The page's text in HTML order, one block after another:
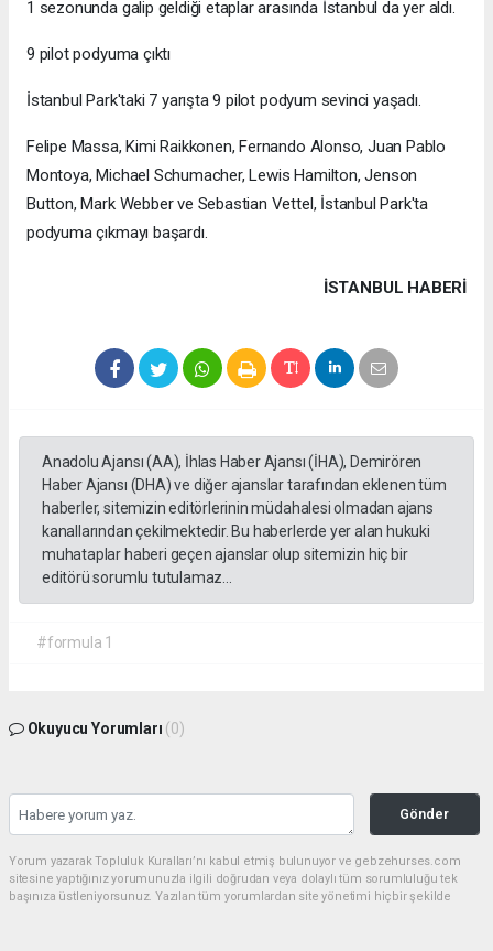
1 sezonunda galip geldiği etaplar arasında İstanbul da yer aldı.
9 pilot podyuma çıktı
İstanbul Park'taki 7 yarışta 9 pilot podyum sevinci yaşadı.
Felipe Massa, Kimi Raikkonen, Fernando Alonso, Juan Pablo
Montoya, Michael Schumacher, Lewis Hamilton, Jenson
Button, Mark Webber ve Sebastian Vettel, İstanbul Park'ta
podyuma çıkmayı başardı.
İSTANBUL HABERİ
Anadolu Ajansı (AA), İhlas Haber Ajansı (İHA), Demirören
Haber Ajansı (DHA) ve diğer ajanslar tarafından eklenen tüm
haberler, sitemizin editörlerinin müdahalesi olmadan ajans
kanallarından çekilmektedir. Bu haberlerde yer alan hukuki
muhataplar haberi geçen ajanslar olup sitemizin hiç bir
editörü sorumlu tutulamaz...
#formula 1
Okuyucu Yorumları (0)
Gönder
Yorum yazarak Topluluk Kuralları’nı kabul etmiş bulunuyor ve gebzehurses.com
sitesine yaptığınız yorumunuzla ilgili doğrudan veya dolaylı tüm sorumluluğu tek
başınıza üstleniyorsunuz. Yazılan tüm yorumlardan site yönetimi hiçbir şekilde